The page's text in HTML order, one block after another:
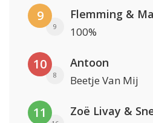
9
9
Flemming &
100%
10
8
Antoon
Beetje Van Mij
11 Zoë Livay &